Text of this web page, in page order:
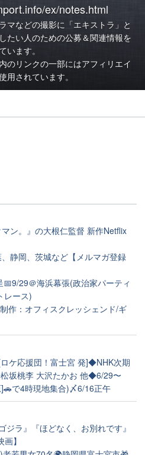
ex/notes.html
マなどの撮影に「エキストラ」と
たい人のための公募＆関連情報を
います。
のリンクの一部にはアフィリエイ
用されています。
ン。』の大根仁監督 新作Netflix
静岡、茨城など【メルマガ登録
29＠海浜幕張(政治家パーティ
レース)
作：オフィスクレッシェンド/ギ
ケ応援団！富士宮 発]◆NHK次期
坂桃李 大沢たかお 他◆6/29〜
で4時現地集合)〆6/16正午
ラ』『ほどなく、お別れです』
】